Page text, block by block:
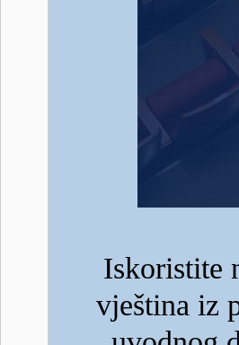
Iskoristite
vještina iz